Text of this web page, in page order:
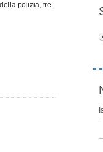
polizia, tre